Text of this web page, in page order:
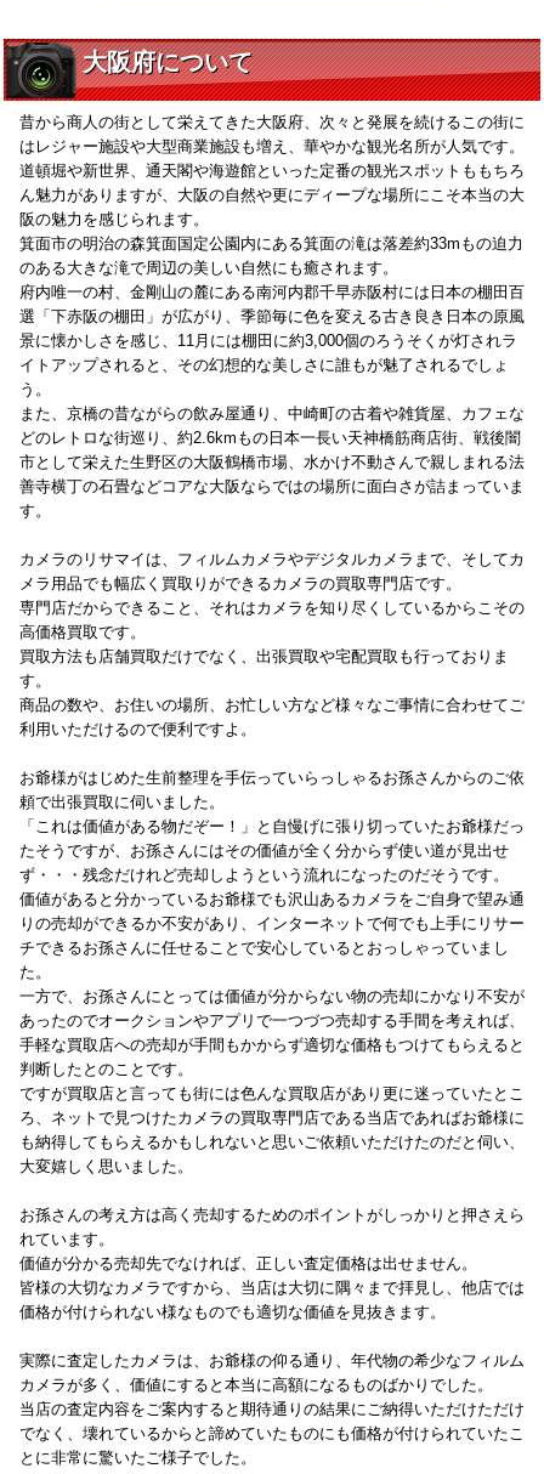
大阪府について
昔から商人の街として栄えてきた大阪府、次々と発展を続けるこの街に
はレジャー施設や大型商業施設も増え、華やかな観光名所が人気です。
道頓堀や新世界、通天閣や海遊館といった定番の観光スポットももちろ
ん魅力がありますが、大阪の自然や更にディープな場所にこそ本当の大
阪の魅力を感じられます。
箕面市の明治の森箕面国定公園内にある箕面の滝は落差約33mもの迫力
のある大きな滝で周辺の美しい自然にも癒されます。
府内唯一の村、金剛山の麓にある南河内郡千早赤阪村には日本の棚田百
選「下赤阪の棚田」が広がり、季節毎に色を変える古き良き日本の原風
景に懐かしさを感じ、11月には棚田に約3,000個のろうそくが灯されラ
イトアップされると、その幻想的な美しさに誰もが魅了されるでしょ
う。
また、京橋の昔ながらの飲み屋通り、中崎町の古着や雑貨屋、カフェな
どのレトロな街巡り、約2.6kmもの日本一長い天神橋筋商店街、戦後闇
市として栄えた生野区の大阪鶴橋市場、水かけ不動さんで親しまれる法
善寺横丁の石畳などコアな大阪ならではの場所に面白さが詰まっていま
す。
カメラのリサマイは、フィルムカメラやデジタルカメラまで、そしてカ
メラ用品でも幅広く買取りができるカメラの買取専門店です。
専門店だからできること、それはカメラを知り尽くしているからこその
高価格買取です。
買取方法も店舗買取だけでなく、出張買取や宅配買取も行っておりま
す。
商品の数や、お住いの場所、お忙しい方など様々なご事情に合わせてご
利用いただけるので便利ですよ。
お爺様がはじめた生前整理を手伝っていらっしゃるお孫さんからのご依
頼で出張買取に伺いました。
「これは価値がある物だぞー！」と自慢げに張り切っていたお爺様だっ
たそうですが、お孫さんにはその価値が全く分からず使い道が見出せ
ず・・・残念だけれど売却しようという流れになったのだそうです。
価値があると分かっているお爺様でも沢山あるカメラをご自身で望み通
りの売却ができるか不安があり、インターネットで何でも上手にリサー
チできるお孫さんに任せることで安心しているとおっしゃっていまし
た。
一方で、お孫さんにとっては価値が分からない物の売却にかなり不安が
あったのでオークションやアプリで一つづつ売却する手間を考えれば、
手軽な買取店への売却が手間もかからず適切な価格もつけてもらえると
判断したとのことです。
ですが買取店と言っても街には色んな買取店があり更に迷っていたとこ
ろ、ネットで見つけたカメラの買取専門店である当店であればお爺様に
も納得してもらえるかもしれないと思いご依頼いただけたのだと伺い、
大変嬉しく思いました。
お孫さんの考え方は高く売却するためのポイントがしっかりと押さえら
れています。
価値が分かる売却先でなければ、正しい査定価格は出せません。
皆様の大切なカメラですから、当店は大切に隅々まで拝見し、他店では
価格が付けられない様なものでも適切な価値を見抜きます。
実際に査定したカメラは、お爺様の仰る通り、年代物の希少なフィルム
カメラが多く、価値にすると本当に高額になるものばかりでした。
当店の査定内容をご案内すると期待通りの結果にご納得いただけただけ
でなく、壊れているからと諦めていたものにも価格が付けられていたこ
とに非常に驚いたご様子でした。